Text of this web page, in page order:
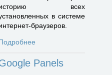
всех
в системе
браузеров.
Panels